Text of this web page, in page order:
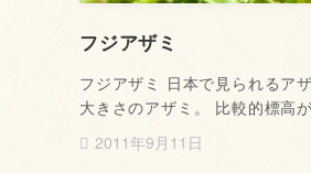
フジアザミ
フジアザミ 日本で見られるア
大きさのアザミ。 比較的標高
2011年9月11日